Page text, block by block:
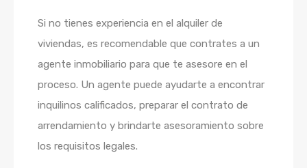
Si no tienes experiencia en el alquiler de
viviendas, es recomendable que contrates a un
agente inmobiliario para que te asesore en el
proceso. Un agente puede ayudarte a encontrar
inquilinos calificados, preparar el contrato de
arrendamiento y brindarte asesoramiento sobre
los requisitos legales.